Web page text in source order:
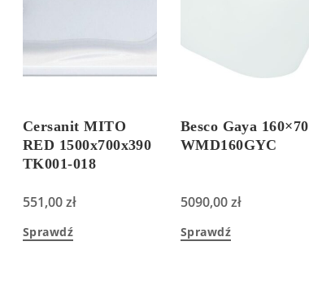
Cersanit MITO
RED 1500x700x390
TK001-018
551,00zł
Sprawdź
Besco Gaya 160×70
WMD160GYC
5090,00zł
Sprawdź